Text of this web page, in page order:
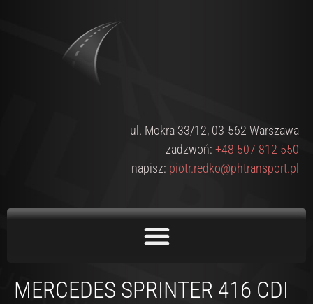
ul. Mokra 33/12, 03-562 Warszawa
zadzwoń: +48 507 812 550
napisz: piotr.redko@phtransport.pl
MERCEDES SPRINTER 416 CDI